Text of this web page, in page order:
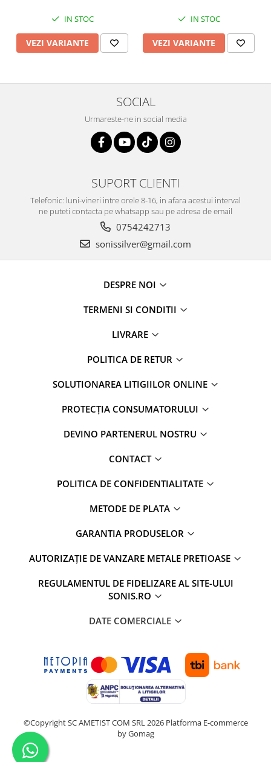
IN STOC
VEZI VARIANTE
IN STOC
VEZI VARIANTE
SOCIAL
Urmareste-ne in social media
SUPORT CLIENTI
Telefonic: luni-vineri intre orele 8-16, in afara acestui interval
ne puteti contacta pe whatsapp sau pe adresa de email
0754242713
sonissilver@gmail.com
DESPRE NOI
TERMENI SI CONDITII
LIVRARE
POLITICA DE RETUR
SOLUTIONAREA LITIGIILOR ONLINE
PROTECȚIA CONSUMATORULUI
DEVINO PARTENERUL NOSTRU
CONTACT
POLITICA DE CONFIDENTIALITATE
METODE DE PLATA
GARANTIA PRODUSELOR
AUTORIZAȚIE DE VANZARE METALE PRETIOASE
REGULAMENTUL DE FIDELIZARE AL SITE-ULUI
SONIS.RO
DATE COMERCIALE
©Copyright SC AMETIST COM SRL 2026 Platforma E-commerce
by Gomag